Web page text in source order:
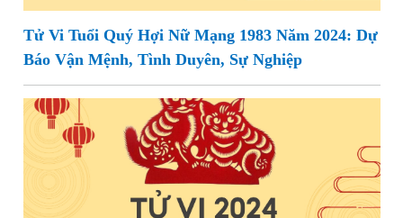
Tử Vi Tuổi Quý Hợi Nữ Mạng 1983 Năm 2024: Dự
Báo Vận Mệnh, Tình Duyên, Sự Nghiệp